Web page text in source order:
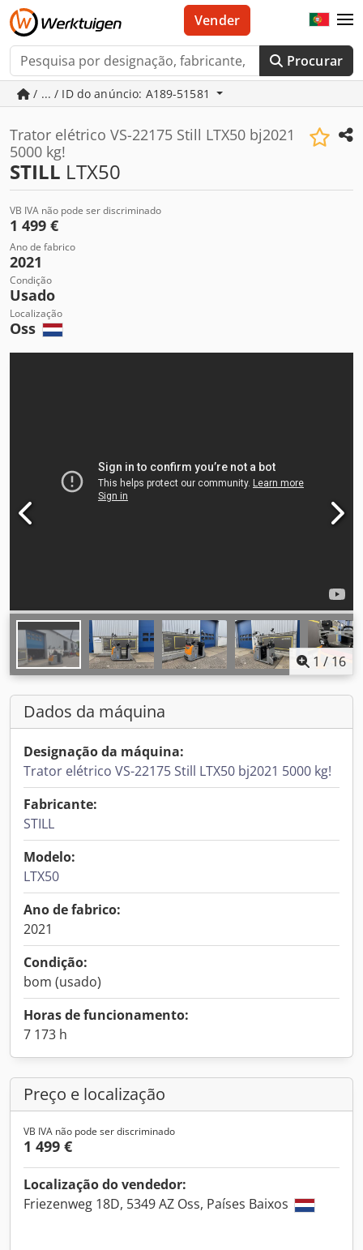
Procurar
Vender
/ ... / ID do anúncio: A189-51581
Trator elétrico VS-22175 Still LTX50 bj2021
5000 kg!
STILL LTX50
VB IVA não pode ser discriminado
1 499 €
Ano de fabrico
2021
Condição
Usado
Localização
Oss
1 / 16
Dados da máquina
Designação da máquina:
Trator elétrico VS-22175 Still LTX50 bj2021 5000 kg!
Fabricante:
STILL
Modelo:
LTX50
Ano de fabrico:
2021
Condição:
bom (usado)
Horas de funcionamento:
7 173 h
Preço e localização
VB IVA não pode ser discriminado
1 499 €
Localização do vendedor:
Friezenweg 18D, 5349 AZ Oss, Países Baixos